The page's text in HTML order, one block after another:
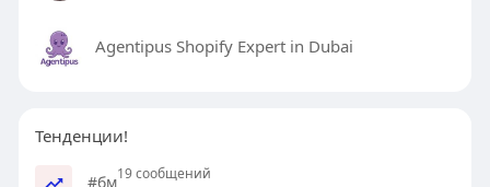
Agentipus Shopify Expert in Dubai
Тенденции!
#бм19 сообщений